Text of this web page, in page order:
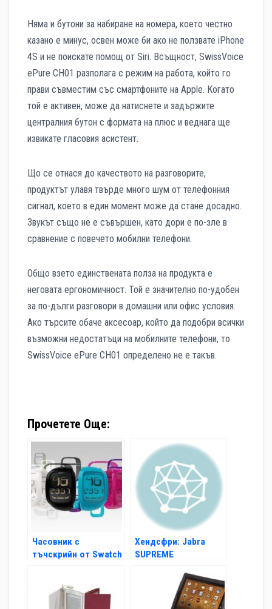
Няма и бутони за набиране на номера, което честно
казано е минус, освен може би ако не ползвате iPhone
4S и не поискате помощ от Siri. Всъщност, SwissVoice
ePure CH01 разполага с режим на работа, който го
прави съвместим със смартфоните на Apple. Когато
той е активен, може да натиснете и задържите
централния бутон с формата на плюс и веднага ще
извикате гласовия асистент.
Що се отнася до качеството на разговорите,
продуктът улавя твърде много шум от телефонния
сигнал, което в един момент може да стане досадно.
Звукът също не е съвършен, като дори е по-зле в
сравнение с повечето мобилни телефони.
Общо взето единствената полза на продукта е
неговата ергономичност. Той е значително по-удобен
за по-дълги разговори в домашни или офис условия.
Ако търсите обаче аксесоар, който да подобри всички
възможни недостатъци на мобилните телефони, то
SwissVoice ePure CH01 определено не е такъв.
Прочетете Още:
Часовник с
тъчскрийн от Swatch
Хендсфри: Jabra
SUPREME